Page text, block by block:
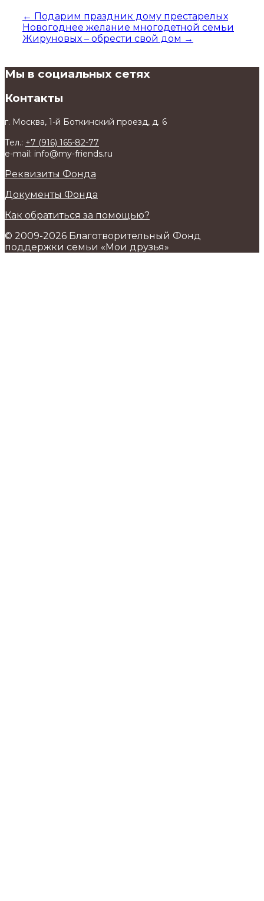
← Подарим праздник дому престарелых
Новогоднее желание многодетной семьи
Жируновых – обрести свой дом →
Мы в социальных сетях
Контакты
г. Москва, 1-й Боткинский проезд, д. 6
Тел.: +7 (916) 165-82-77
e-mail: info@my-friends.ru
Реквизиты Фонда
Документы Фонда
Как обратиться за помощью?
© 2009-2026 Благотворительный Фонд
поддержки семьи «Мои друзья»